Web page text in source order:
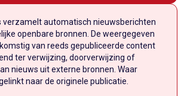
verzamelt automatisch nieuwsberichten
openbare bronnen. De weergegeven
van reeds gepubliceerde content
ter verwijzing, doorverwijzing of
nieuws uit externe bronnen. Waar
naar de originele publicatie.